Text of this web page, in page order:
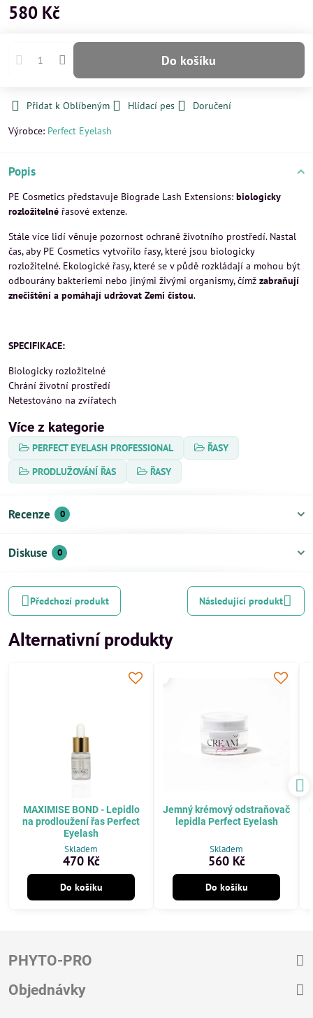
580 Kč
Do košíku
Přidat k Oblíbeným Hlídací pes
Doručení
Výrobce: Perfect Eyelash
Popis
PE Cosmetics představuje Biograde Lash Extensions: biologicky
rozložitelné řasové extenze.
Stále více lidí věnuje pozornost ochraně životního prostředí. Nastal
čas, aby PE Cosmetics vytvořilo řasy, které jsou biologicky
rozložitelné. Ekologické řasy, které se v půdě rozkládají a mohou být
odbourány bakteriemi nebo jinými živými organismy, čímž zabraňují
znečištění a pomáhají udržovat Zemi čistou.
SPECIFIKACE:
Biologicky rozložitelné
Chrání životní prostředí
Netestováno na zvířatech
Více z kategorie
PERFECT EYELASH PROFESSIONAL
ŘASY
PRODLUŽOVÁNÍ ŘAS
ŘASY
Recenze 0
Diskuse 0
Předchozí produkt Následující produkt
Alternativní produkty
MAXIMISE BOND - Lepidlo
na prodloužení řas Perfect
Eyelash
Skladem
470 Kč
Do košíku
Jemný krémový odstraňovač
lepidla Perfect Eyelash
Skladem
560 Kč
Do košíku
PHYTO-PRO
Objednávky